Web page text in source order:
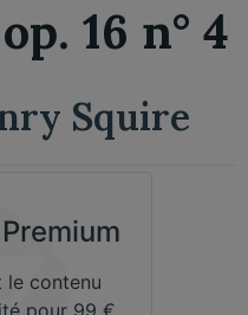
16 n° 4
Squire
le contenu